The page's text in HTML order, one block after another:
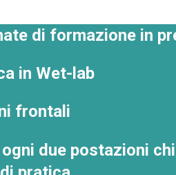
di formazione in
in Wet-lab
frontali
due postazioni